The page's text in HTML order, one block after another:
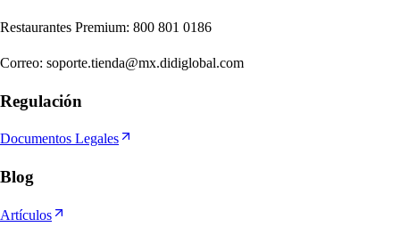
Restaurantes Premium: 800 801 0186
Correo: soporte.tienda@mx.didiglobal.com
Regulación
Documentos Legales
Blog
Artículos